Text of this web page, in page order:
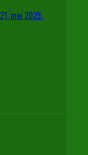
21. maj 2025.